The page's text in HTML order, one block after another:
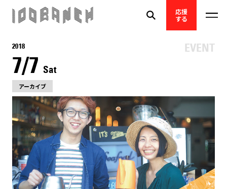
応援
する
2018
7/7 Sat
アーカイブ